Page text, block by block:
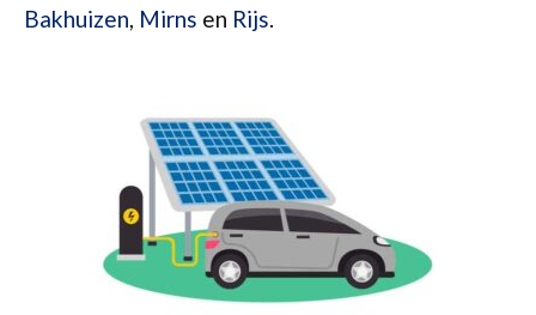
Bakhuizen, Mirns en Rijs.